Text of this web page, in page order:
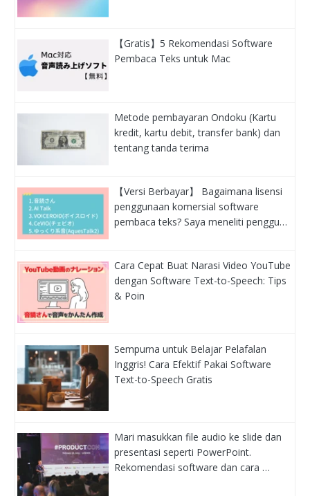
【Gratis】5 Rekomendasi Software
Pembaca Teks untuk Mac
Metode pembayaran Ondoku (Kartu
kredit, kartu debit, transfer bank) dan
tentang tanda terima
【Versi Berbayar】 Bagaimana lisensi
penggunaan komersial software
pembaca teks? Saya meneliti penggu…
Cara Cepat Buat Narasi Video YouTube
dengan Software Text-to-Speech: Tips
& Poin
Sempurna untuk Belajar Pelafalan
Inggris! Cara Efektif Pakai Software
Text-to-Speech Gratis
Mari masukkan file audio ke slide dan
presentasi seperti PowerPoint.
Rekomendasi software dan cara …